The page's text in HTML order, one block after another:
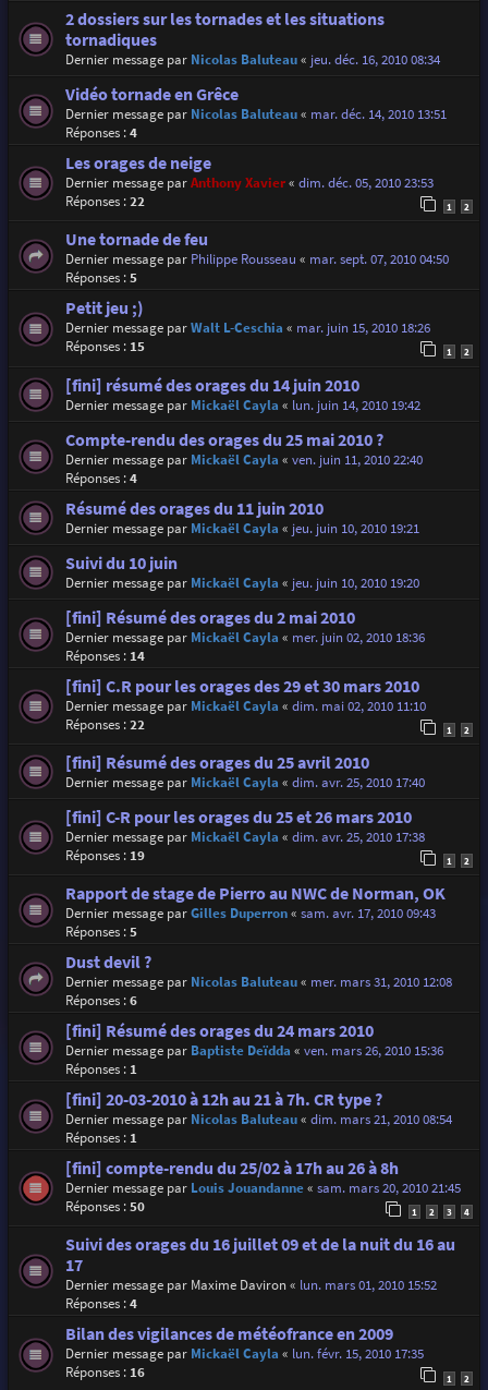
2 dossiers sur les tornades et les situations
tornadiques
Dernier message par Nicolas Baluteau« jeu. déc. 16, 2010 08:34
Vidéo tornade en Grêce
Dernier message par Nicolas Baluteau« mar. déc. 14, 2010 13:51
Réponses :4
Les orages de neige
Dernier message parAnthony Xavier« dim. déc. 05, 2010 23:53
Réponses :22 1 2
Une tornade de feu
Dernier message par Philippe Rousseau « mar. sept. 07, 2010 04:50
Réponses :5
Petit jeu ;)
Dernier message parWalt L-Ceschia « mar. juin 15, 2010 18:26
Réponses : 15 1 2
[fini] résumé des orages du 14 juin 2010
Dernier message par Mickaël Cayla « lun. juin 14, 2010 19:42
Compte-rendu des orages du 25 mai 2010 ?
Dernier message par Mickaël Cayla « ven. juin 11, 2010 22:40
Réponses :4
Résumé des orages du 11 juin 2010
Dernier message par Mickaël Cayla « jeu. juin 10, 2010 19:21
Suivi du 10 juin
Dernier message par Mickaël Cayla « jeu. juin 10, 2010 19:20
[fini] Résumé des orages du 2 mai 2010
Dernier message par Mickaël Cayla « mer. juin 02, 2010 18:36
Réponses : 14
[fini] C.R pour les orages des 29 et 30 mars 2010
Dernier message par Mickaël Cayla « dim. mai 02, 2010 11:10
Réponses :22 1 2
[fini] Résumé des orages du 25 avril 2010
Dernier message par Mickaël Cayla « dim. avr. 25, 2010 17:40
[fini] C-R pour les orages du 25 et 26 mars 2010
Dernier message par Mickaël Cayla « dim. avr. 25, 2010 17:38
Réponses : 19 1 2
Rapport de stage de Pierro au NWC de Norman, OK
Dernier message parGilles Duperron« sam. avr. 17, 2010 09:43
Réponses :5
Dust devil ?
Dernier message par Nicolas Baluteau« mer. mars 31, 2010 12:08
Réponses :6
[fini] Résumé des orages du 24 mars 2010
Dernier message par Baptiste Deïdda « ven. mars 26, 2010 15:36
Réponses : 1
[fini] 20-03-2010 à 12h au 21 à 7h. CR type ?
Dernier message par Nicolas Baluteau« dim. mars 21, 2010 08:54
Réponses : 1
[fini] compte-rendu du 25/02 à 17h au 26 à 8h
Dernier message par Louis Jouandanne« sam. mars 20, 2010 21:45
Réponses :50 1 2 3 4
Suivi des orages du 16 juillet 09 et de la nuit du 16 au
17
Dernier message par Maxime Daviron« lun. mars 01, 2010 15:52
Réponses :4
Bilan des vigilances de météofrance en 2009
Dernier message par Mickaël Cayla « lun. févr. 15, 2010 17:35
Réponses : 16 1 2